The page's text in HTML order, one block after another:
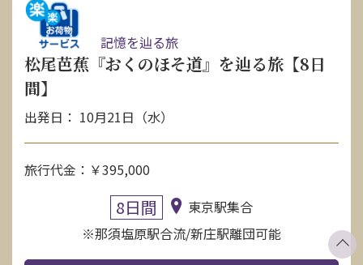
記憶を辿る旅
松尾芭蕉『おくのほそ道』を辿る旅【8日
間】
出発日： 10月21日（水）
旅行代金：￥395,000
8日間
東京駅集合
※那須塩原駅合流/新庄駅離団可能